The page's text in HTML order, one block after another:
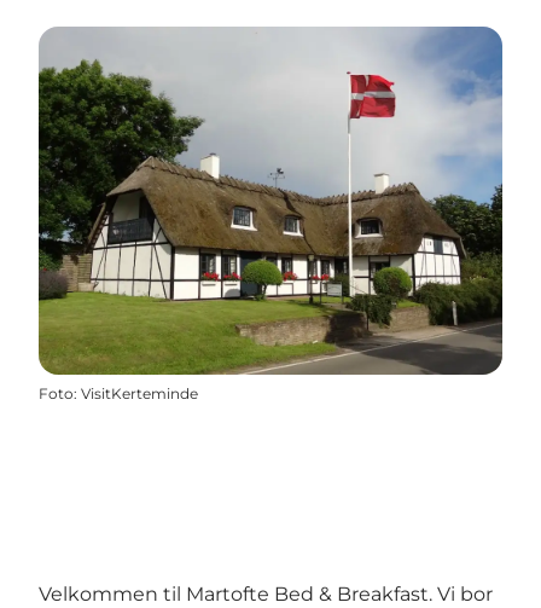
Foto: VisitKerteminde
Velkommen til Martofte Bed & Breakfast. Vi bor